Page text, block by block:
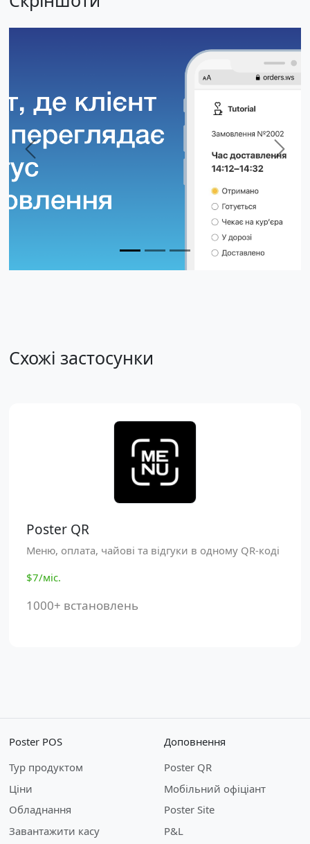
Previous Next
Схожі застосунки
Poster QR
Меню, оплата, чайові та відгуки в одному QR-коді
$7/міс.
1000+ встановлень
Poster POS
Тур продуктом
Ціни
Обладнання
Завантажити касу
Доповнення
Poster QR
Мобільний офіціант
Poster Site
P&L